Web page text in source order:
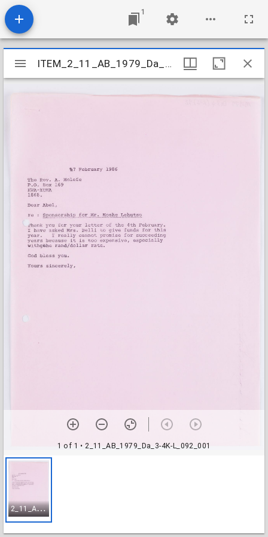
1
Mirador
viewer
ITEM_2_11_AB_1979_Da_3-4K-L_092
1 of 1 • 2_11_AB_1979_Da_3-4K-L_092_001
2
_11_AB_1979_Da_3-4K-L_092_001
ITEM_2_11_AB_1979_Da_3-4K-L_092